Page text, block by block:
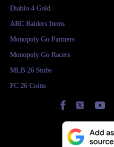
Diablo 4 Gold
ARC Raiders Items
Monopoly Go Partners
Monopoly Go Racers
MLB 26 Stubs
FC 26 Coins